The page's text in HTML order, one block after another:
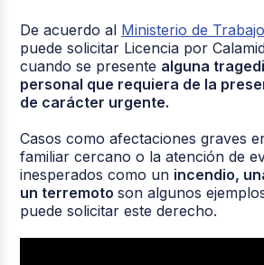
De acuerdo al Ministerio de Trabajo
puede solicitar Licencia por
cuando se presente alguna
personal que requiera de la
de carácter urgente.
Casos como afectaciones graves
familiar cercano o la atención de
inesperados como un incendio,
un terremotoson algunos
puede solicitar este derecho.